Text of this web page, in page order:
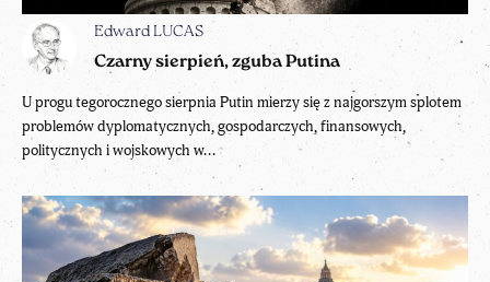
Edward LUCAS
Czarny sierpień, zguba Putina
U progu tegorocznego sierpnia Putin mierzy się z najgorszym splotem
problemów dyplomatycznych, gospodarczych, finansowych,
politycznych i wojskowych w...